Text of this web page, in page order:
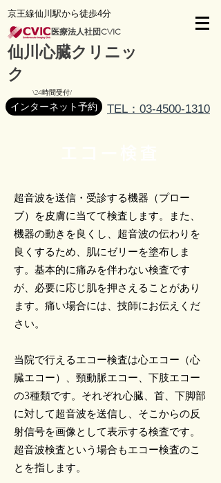
京王線仙川駅から徒歩4分
医療法人社団CVIC
仙川心臓クリニッ
ク
\24時間受付/
インターネット予約 TEL：03-4500-1310
超音波を送信・受診する機器（プロー
ブ）を皮膚に当てて検査します。また、
機器の動きを良くし、超音波の伝わりを
良くするため、肌にゼリーを塗布しま
す。基本的に痛みを伴わない検査です
が、必要に応じ肌を押さえることがあり
ます。痛い場合には、技師にお伝えくだ
さい。
当院で行えるエコー検査は心エコー（心
臓エコー）、頸動脈エコー、下肢エコー
の3種類です。それぞれ心臓、首、下脚部
に対して超音波を送信し、そこからの反
射信号を画像として表示する検査です。
超音波検査という場合もエコー検査のこ
とを指します。